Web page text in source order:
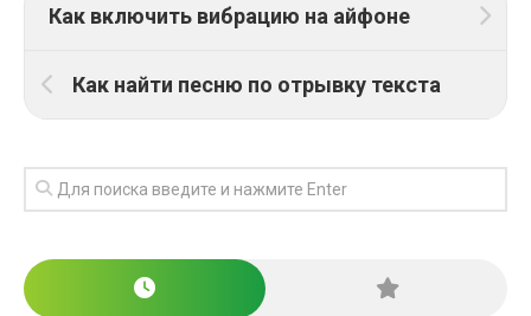
Как включить вибрацию на айфоне
Как найти песню по отрывку текста